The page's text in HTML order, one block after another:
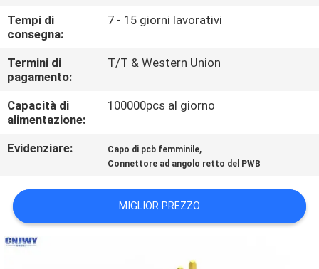
CONTATTICI
RICHIEDA
CITAZIONE
COMPANY
NEWS
MAPPA
DEL
Tempi di
consegna:
7 - 15 giorni lavorativi
Termini di
pagamento:
T/T & Western Union
Capacità di
alimentazione:
100000pcs al giorno
Evidenziare: Capo di pcb femminile,
Connettore ad angolo retto del PWB
MIGLIOR PREZZO